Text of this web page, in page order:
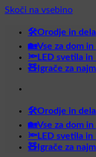
Skoči na vsebino
🛠️Orodje in
🏡Vse za dom
🔦LED svetila in
🧸Igrače za
🛠️Orodje in
🏡Vse za dom
🔦LED svetila in
🧸Igrače za